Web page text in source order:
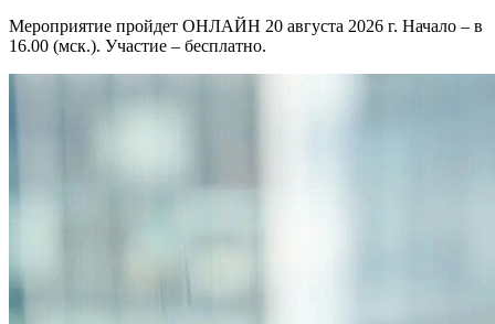
Мероприятие пройдет ОНЛАЙН 20 августа 2026 г. Начало – в
16.00 (мск.). Участие – бесплатно.